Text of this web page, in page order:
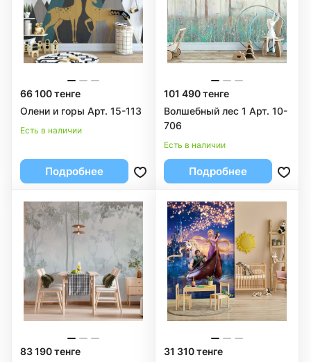
66 100 тенге
Олени и горы Арт. 15-113
Есть в наличии
Подробнее
101 490 тенге
Волшебный лес 1 Арт. 10-
706
Есть в наличии
Подробнее
83 190 тенге
31 310 тенге